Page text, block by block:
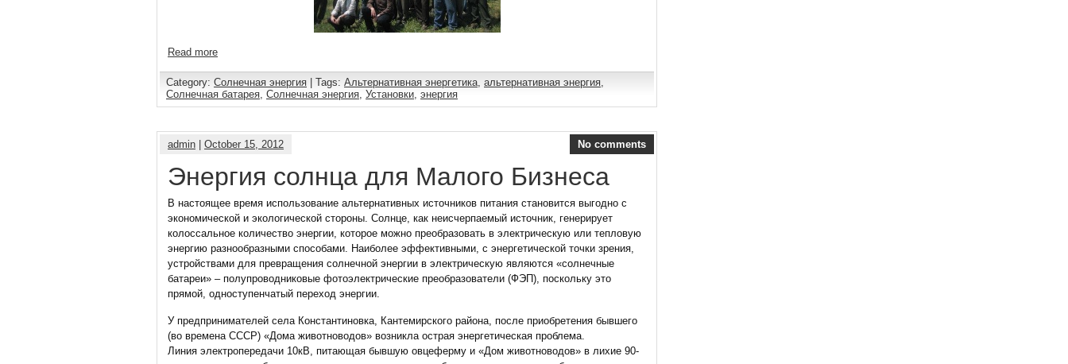
Read more
Category: Солнечная энергия | Tags: Альтернативная энергетика альтернативная энергия
Солнечная батарея Солнечная энергия Установки энергия
admin | October 15, 2012 No comments
Энергия солнца для Малого Бизнеса
В настоящее время использование альтернативных источников питания становится выгодно с
экономической и экологической стороны. Солнце, как неисчерпаемый источник, генерирует
колоссальное количество энергии, которое можно преобразовать в электрическую или тепловую
энергию разнообразными способами. Наиболее эффективными, с энергетической точки зрения,
устройствами для превращения солнечной энергии в электрическую являются «солнечные
батареи» – полупроводниковые фотоэлектрические преобразователи (ФЭП), поскольку это
прямой, одноступенчатый переход энергии.
У предпринимателей села Константиновка, Кантемирского района, после приобретения бывшего
(во времена СССР) «Дома животноводов» возникла острая энергетическая проблема.
Линия электропередачи 10кВ, питающая бывшую овцеферму и «Дом животноводов» в лихие 90-